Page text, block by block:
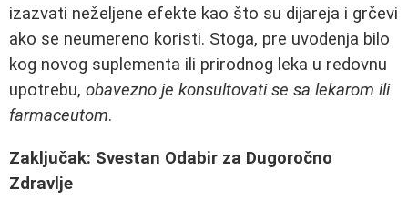
izazvati neželjene efekte kao što su dijareja i grčevi
ako se neumereno koristi. Stoga, pre uvodenja bilo
kog novog suplementa ili prirodnog leka u redovnu
upotrebu, obavezno je konsultovati se sa lekarom ili
farmaceutom.
Zaključak: Svestan Odabir za Dugoročno
Zdravlje